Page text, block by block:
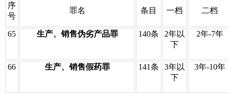
序
号
罪名 条目 一档 二档
65 生产、销售伪劣产品罪 140条
2年以
下
2年-7年
66 生产、销售假药罪 141条
3年以
下
3年-10年